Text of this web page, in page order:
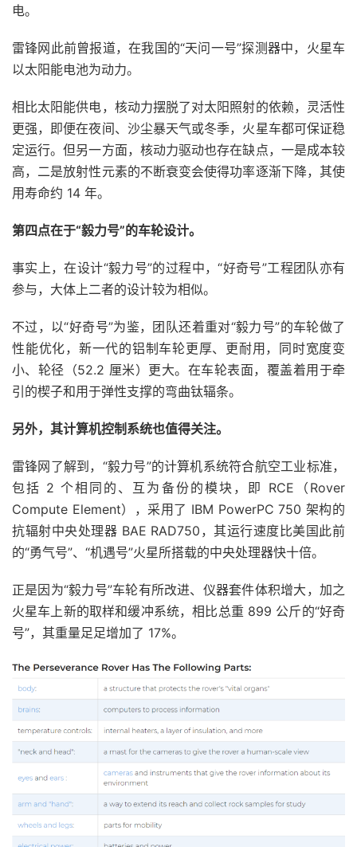
电。
雷锋网此前曾报道，在我国的“天问一号”探测器中，火星车
以太阳能电池为动力。
相比太阳能供电，核动力摆脱了对太阳照射的依赖，灵活性
更强，即便在夜间、沙尘暴天气或冬季，火星车都可保证稳
定运行。但另一方面，核动力驱动也存在缺点，一是成本较
高，二是放射性元素的不断衰变会使得功率逐渐下降，其使
用寿命约 14 年。
第四点在于“毅力号”的车轮设计。
事实上，在设计“毅力号”的过程中，“好奇号”工程团队亦有
参与，大体上二者的设计较为相似。
不过，以“好奇号”为鉴，团队还着重对“毅力号”的车轮做了
性能优化，新一代的铝制车轮更厚、更耐用，同时宽度变
小、轮径（52.2 厘米）更大。在车轮表面，覆盖着用于牵
引的楔子和用于弹性支撑的弯曲钛辐条。
另外，其计算机控制系统也值得关注。
雷锋网了解到，“毅力号”的计算机系统符合航空工业标准，
包括 2 个相同的、互为备份的模块，即 RCE（Rover
Compute Element），采用了 IBM PowerPC 750 架构的
抗辐射中央处理器 BAE RAD750，其运行速度比美国此前
的“勇气号”、“机遇号”火星所搭载的中央处理器快十倍。
正是因为“毅力号”车轮有所改进、仪器套件体积增大，加之
火星车上新的取样和缓冲系统，相比总重 899 公斤的“好奇
号”，其重量足足增加了 17%。